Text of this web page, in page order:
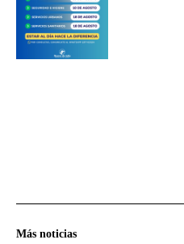
Más noticias